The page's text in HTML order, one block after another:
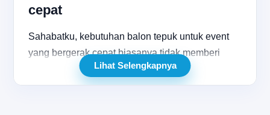
cepat
Sahabatku, kebutuhan balon tepuk untuk event
yang bergerak cepat biasanya tidak memberi
banyak ruang untuk salah pilih. Dalam
pengadaan seperti ini, panitia dan tim kreatif
Lihat Selengkapnya